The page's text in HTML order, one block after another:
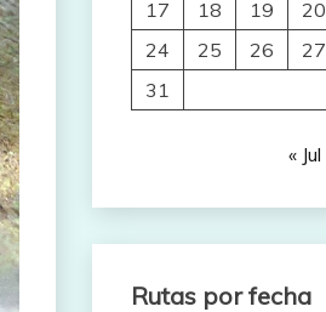
17
18 19 20
24
25 26 27
31
« Jul
Rutas por fecha